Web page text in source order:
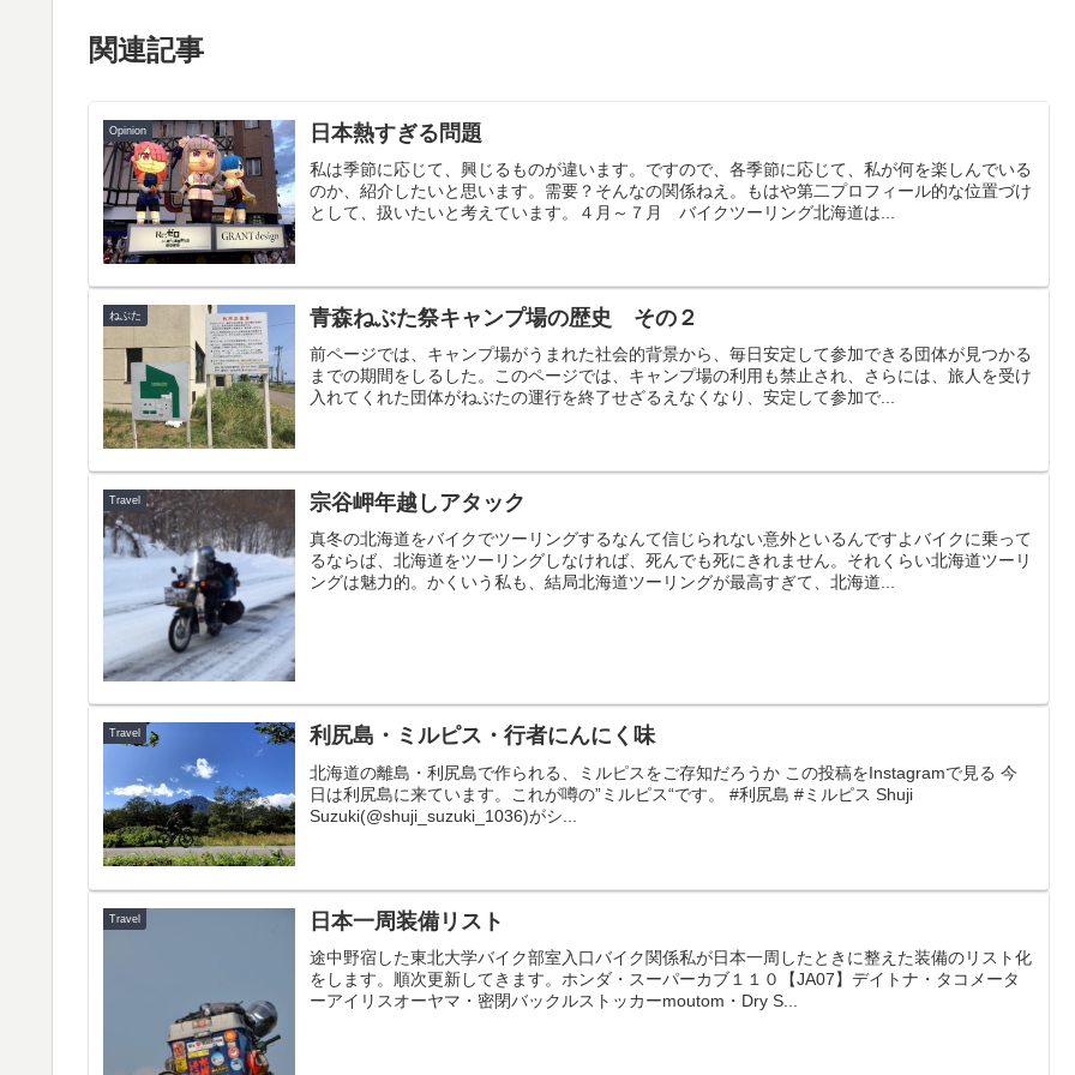
関連記事
Opinion 日本熱すぎる問題
私は季節に応じて、興じるものが違います。ですので、各季節に応じて、私が何を楽しんでいる
のか、紹介したいと思います。需要？そんなの関係ねえ。もはや第二プロフィール的な位置づけ
として、扱いたいと考えています。４月～７月 バイクツーリング北海道は...
ねぶた 青森ねぶた祭キャンプ場の歴史 その２
前ページでは、キャンプ場がうまれた社会的背景から、毎日安定して参加できる団体が見つかる
までの期間をしるした。このページでは、キャンプ場の利用も禁止され、さらには、旅人を受け
入れてくれた団体がねぶたの運行を終了せざるえなくなり、安定して参加で...
Travel 宗谷岬年越しアタック
真冬の北海道をバイクでツーリングするなんて信じられない意外といるんですよバイクに乗って
るならば、北海道をツーリングしなければ、死んでも死にきれません。それくらい北海道ツーリ
ングは魅力的。かくいう私も、結局北海道ツーリングが最高すぎて、北海道...
Travel 利尻島・ミルピス・行者にんにく味
北海道の離島・利尻島で作られる、ミルピスをご存知だろうか この投稿をInstagramで見る 今
日は利尻島に来ています。これが噂の”ミルピス“です。 #利尻島 #ミルピス Shuji
Suzuki(@shuji_suzuki_1036)がシ...
Travel 日本一周装備リスト
途中野宿した東北大学バイク部室入口バイク関係私が日本一周したときに整えた装備のリスト化
をします。順次更新してきます。ホンダ・スーパーカブ１１０【JA07】デイトナ・タコメータ
ーアイリスオーヤマ・密閉バックルストッカーmoutom・Dry S...